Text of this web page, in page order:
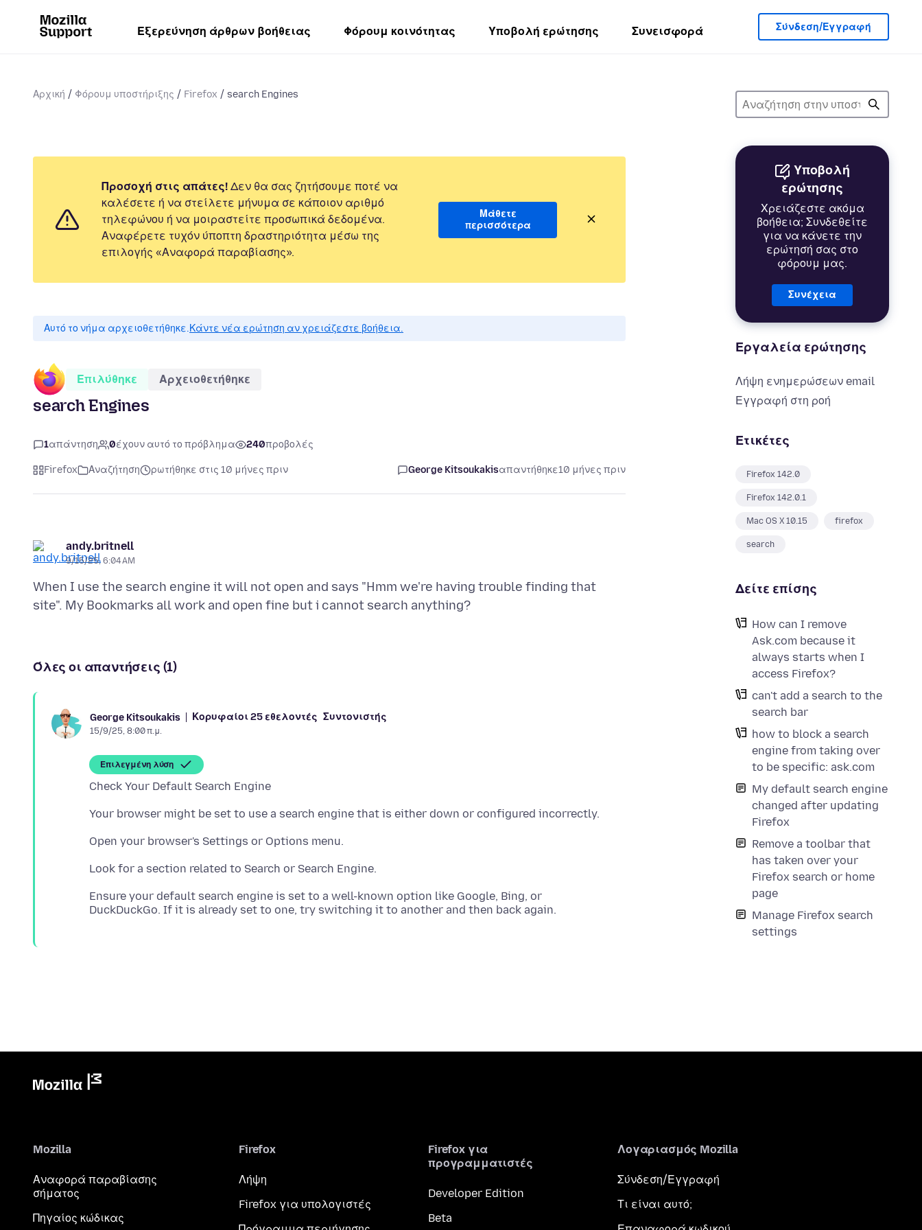
Εξερεύνηση άρθρων βοήθειας Φόρουμ κοινότητας Υποβολή ερώτησης Συνεισφορά Σύνδεση/Εγγραφή
Αρχική Φόρουμ υποστήριξης Firefox search Engines
Υποβολή
ερώτησης
Χρειάζεστε ακόμα
βοήθεια; Συνδεθείτε
για να κάνετε την
ερώτησή σας στο
φόρουμ μας.
Συνέχεια
Εργαλεία ερώτησης
Λήψη ενημερώσεων email
Εγγραφή στη ροή
Ετικέτες
Firefox 142.0
Firefox 142.0.1
Mac OS X 10.15 firefox
search
Δείτε επίσης
How can I remove
Ask.com because it
always starts when I
access Firefox?
can't add a search to the
search bar
how to block a search
engine from taking over
to be specific: ask.com
My default search engine
changed after updating
Firefox
Remove a toolbar that
has taken over your
Firefox search or home
page
Manage Firefox search
settings
Προσοχή στις απάτες! Δεν θα σας ζητήσουμε ποτέ να
καλέσετε ή να στείλετε μήνυμα σε κάποιον αριθμό
τηλεφώνου ή να μοιραστείτε προσωπικά δεδομένα.
Αναφέρετε τυχόν ύποπτη δραστηριότητα μέσω της
επιλογής «Αναφορά παραβίασης».
Μάθετε
περισσότερα
Αυτό το νήμα αρχειοθετήθηκε.Κάντε νέα ερώτηση αν χρειάζεστε βοήθεια.
Επιλύθηκε Αρχειοθετήθηκε
search Engines
1απάντηση 0έχουν αυτό το πρόβλημα 240προβολές
Firefox Αναζήτηση ρωτήθηκε στις 10 μήνες πριν George Kitsoukakisαπαντήθηκε10 μήνες πριν
andy.britnell
9/15/25, 6:04 AM
When I use the search engine it will not open and says "Hmm we're having trouble finding that
Όλες οι απαντήσεις (1)
George Kitsoukakis Κορυφαίοι 25 εθελοντές Συντονιστής
15/9/25, 8:00 π.μ.
Επιλεγμένη λύση
Ensure your default search engine is set to a well-known option like Google, Bing, or
Mozilla
Αναφορά παραβίασης
σήματος
Πηγαίος κώδικας
Firefox
Λήψη
Firefox για υπολογιστές
Firefox για
προγραμματιστές
Developer Edition
Beta
Λογαριασμός Mozilla
Σύνδεση/Εγγραφή
Τι είναι αυτό;